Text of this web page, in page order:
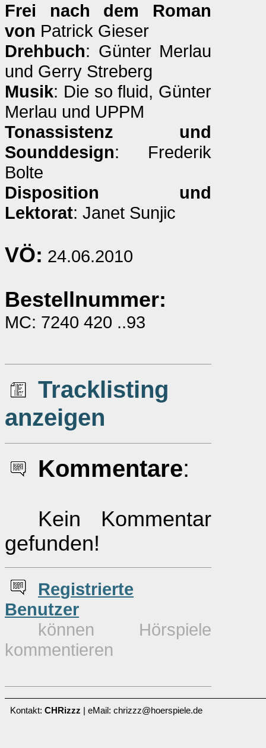
Frei nach dem Roman
von Patrick Gieser
Drehbuch: Günter Merlau
und Gerry Streberg
Musik: Die so fluid, Günter
Merlau und UPPM
Tonassistenz und
Sounddesign: Frederik
Bolte
Disposition und
Lektorat: Janet Sunjic
VÖ: 24.06.2010
Bestellnummer:
MC: 7240 420 ..93
Tracklisting
anzeigen
Kommentare:
Kein Kommentar
gefunden!
Registrierte
Benutzer
können Hörspiele
kommentieren
Kontakt: CHRizzz | eMail: chrizzz@hoerspiele.de